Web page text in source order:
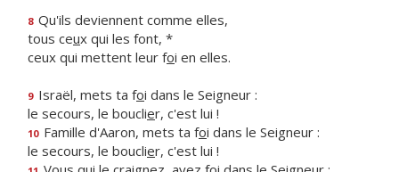
8 Qu'ils deviennent comme elles,
tous ceux qui les font, *
ceux qui mettent leur foi en elles.
9 Israël, mets ta foi dans le Seigneur :
le secours, le bouclier, c'est lui !
10 Famille d'Aaron, mets ta foi dans le Seigneur :
le secours, le bouclier, c'est lui !